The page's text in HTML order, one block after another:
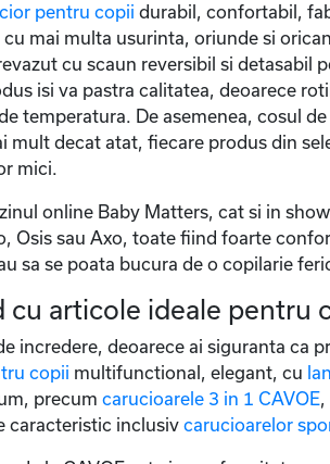
pentru copii durabil, confortabil,
mai multa usurinta, oriunde si
cu scaun reversibil si
isi va pastra calitatea, deoarece
temperatura. De asemenea, cosul
mult decat atat, fiecare produs din
mici.
online Baby Matters, cat si in
Osis sau Axo, toate fiind foarte
sa se poata bucura de o copilarie
cu articole ideale pentru
incredere, deoarece ai siguranta
copii multifunctional, elegant, cu
precum carucioarele 3 in 1 CAVOE,
caracteristic inclusiv carucioarelor